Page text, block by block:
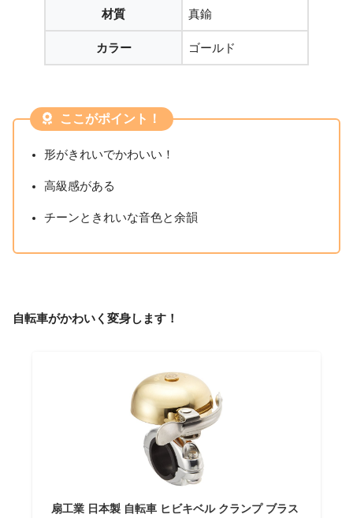
材質 真鍮
カラー ゴールド
ここがポイント！
形がきれいでかわいい！
高級感がある
チーンときれいな音色と余韻
自転車がかわいく変身します！
扇工業 日本製 自転車 ヒビキベル クランプ ブラス